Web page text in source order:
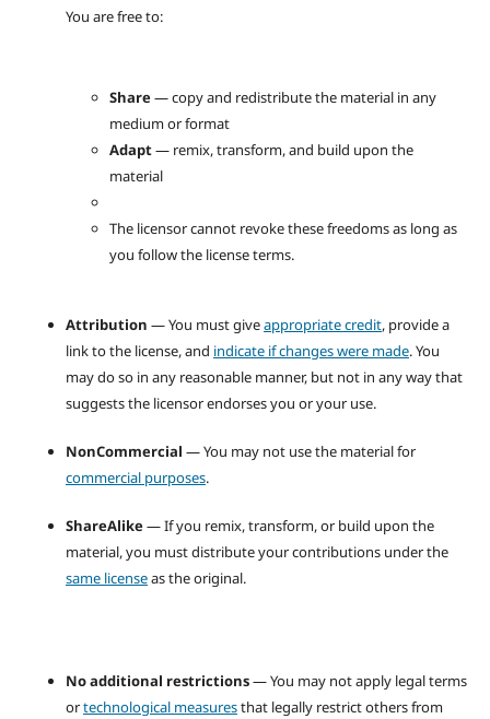
You are free to:
Share— copy and redistribute the material in any
medium or format
Adapt— remix, transform, and build upon the
material
The licensor cannot revoke these freedoms as long as
you follow the license terms.
Attribution — You must giveappropriate credit, provide a
link to the license, and indicate if changes were made. You
may do so in any reasonable manner, but not in any way that
suggests the licensor endorses you or your use.
NonCommercial — You may not use the material for
commercial purposes.
ShareAlike— If you remix, transform, or build upon the
material, you must distribute your contributions under the
same licenseas the original.
No additional restrictions— You may not apply legal terms
ortechnological measuresthat legally restrict others from